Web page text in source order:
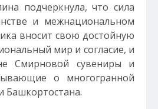
подчеркнула, что сила
и межнациональном
вносит свою достойную
мир и согласие, и
Смирновой сувениры и
о многогранной
Башкортостана.